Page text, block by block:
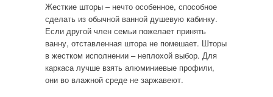
Жесткие шторы – нечто особенное, способное
сделать из обычной ванной душевую кабинку.
Если другой член семьи пожелает принять
ванну, отставленная штора не помешает. Шторы
в жестком исполнении – неплохой выбор. Для
каркаса лучше взять алюминиевые профили,
они во влажной среде не заржавеют.